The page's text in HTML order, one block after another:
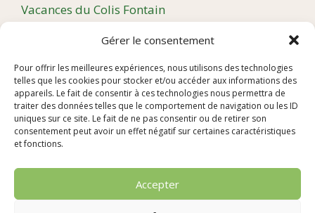
Gérer le consentement
Pour offrir les meilleures expériences, nous utilisons des technologies
telles que les cookies pour stocker et/ou accéder aux informations des
appareils. Le fait de consentir à ces technologies nous permettra de
traiter des données telles que le comportement de navigation ou les ID
uniques sur ce site. Le fait de ne pas consentir ou de retirer son
consentement peut avoir un effet négatif sur certaines caractéristiques
et fonctions.
Accepter
Vacances du Colis Fontain
Compte rendu de l’assemblée générale du Colis
Fontain qui s’est tenue le 10 avril 2026 à 19h à la
Gaieté
« VIVANT » : petit-déjeuner spectacle le 14 Juin
Le Colis Fontain a fêté ses 5 ans !
Cycle de ciné-débats à Rochefort